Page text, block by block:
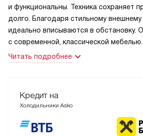
и функциональны. Техника сохраняет
долго. Благодаря стильному
идеально вписываются в обстановку.
с современной, классической мебелью.
Читать подробнее
Кредит на
Холодильники Asko